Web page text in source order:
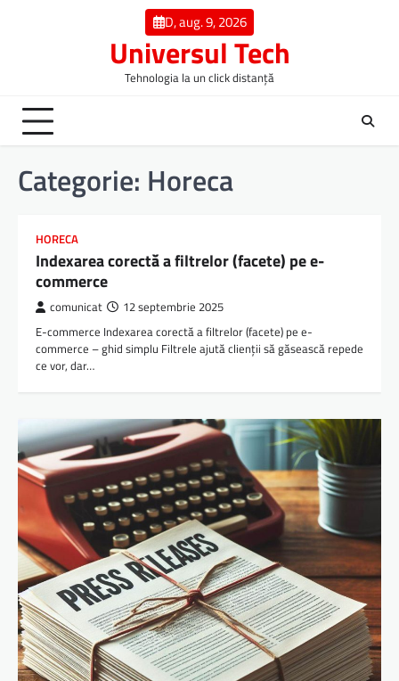
D, aug. 9, 2026
Universul Tech
Tehnologia la un click distanță
Categorie: Horeca
HORECA
Indexarea corectă a filtrelor (facete) pe e-
commerce
comunicat 12 septembrie 2025
E-commerce Indexarea corectă a filtrelor (facete) pe e-
commerce – ghid simplu Filtrele ajută clienții să găsească repede
ce vor, dar…